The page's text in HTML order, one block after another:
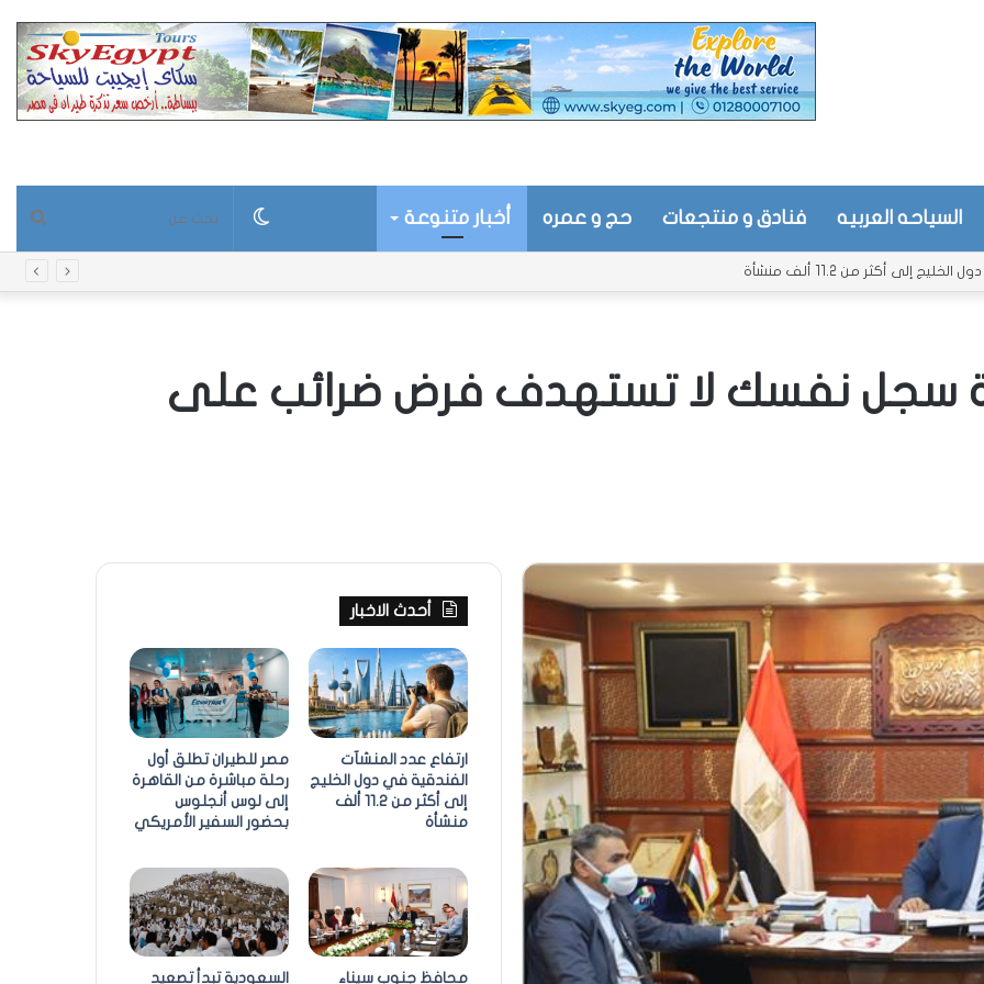
السياحه العربيه فنادق و منتجعات حج و عمره أخبار متنوعة بحث الوضع
إلى أكثر من 11.2 ألف منشأة
سجل نفسك لا تستهدف فرض ضرائب على
أحدث الاخبار
ارتفاع عدد المنشآت
الفندقية في دول الخليج
إلى أكثر من 11.2 ألف
منشأة
مصر للطيران تطلق أول
رحلة مباشرة من القاهرة
إلى لوس أنجلوس
بحضور السفير الأمريكي
محافظ جنوب سيناء السعودية تبدأ تصعيد